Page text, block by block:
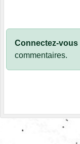
Connectez-vous
commentaires.